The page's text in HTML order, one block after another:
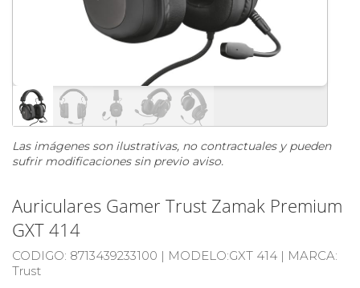
Las imágenes son ilustrativas, no contractuales y pueden
sufrir modificaciones sin previo aviso.
Auriculares Gamer Trust Zamak Premium
GXT 414
CODIGO: 8713439233100 | MODELO:GXT 414 | MARCA:
Trust